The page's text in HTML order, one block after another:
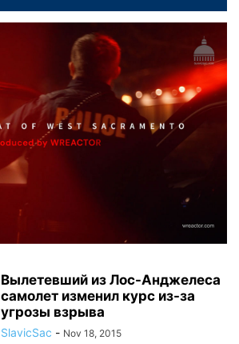
Вылетевший из Лос-Анджелеса
самолет изменил курс из-за
угрозы взрыва
SlavicSac - Nov 18, 2015